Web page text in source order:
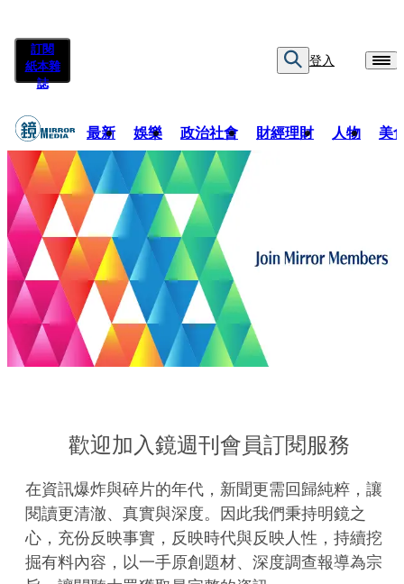
訂閱
紙本雜
誌
登入
最新 娛樂 政治社會 財經理財 人物 美
歡迎加入鏡週刊會員訂閱服務
在資訊爆炸與碎片的年代，新聞更需回歸純粹，讓
閱讀更清澈、真實與深度。因此我們秉持明鏡之
心，充份反映事實，反映時代與反映人性，持續挖
掘有料內容，以一手原創題材、深度調查報導為宗